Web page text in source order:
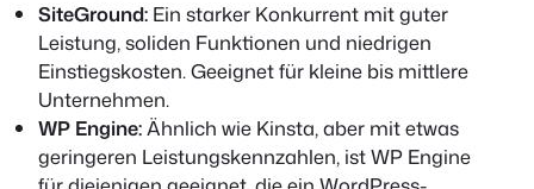
SiteGround: Ein starker Konkurrent mit guter
Leistung, soliden Funktionen und niedrigen
Einstiegskosten. Geeignet für kleine bis mittlere
Unternehmen.
WP Engine:Ähnlich wie Kinsta, aber mit etwas
geringeren Leistungskennzahlen, ist WP Engine